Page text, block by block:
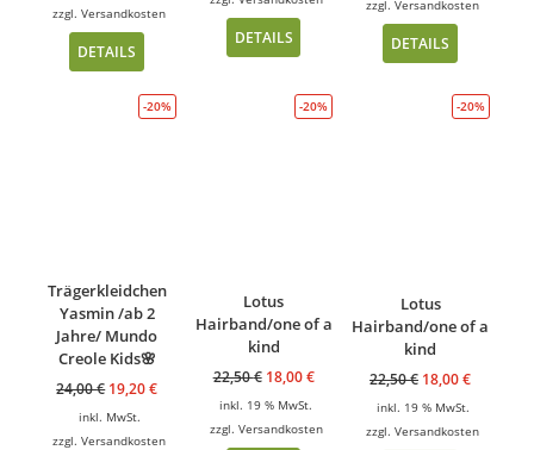
zzgl.Versandkosten
DETAILS
DETAILS
zzgl.Versandkosten
DETAILS
-20%
Trägerkleidchen
Yasmin /ab 2
Jahre/ Mundo
Creole Kids🌸
24,00€ 19,20€
inkl. MwSt.
zzgl.Versandkosten
-20%
Lotus
Hairband/one of a
kind
22,50€ 18,00€
inkl. 19 % MwSt.
zzgl. Versandkosten
-20%
Lotus
Hairband/one of a
kind
22,50€ 18,00€
inkl. 19 % MwSt.
zzgl.Versandkosten